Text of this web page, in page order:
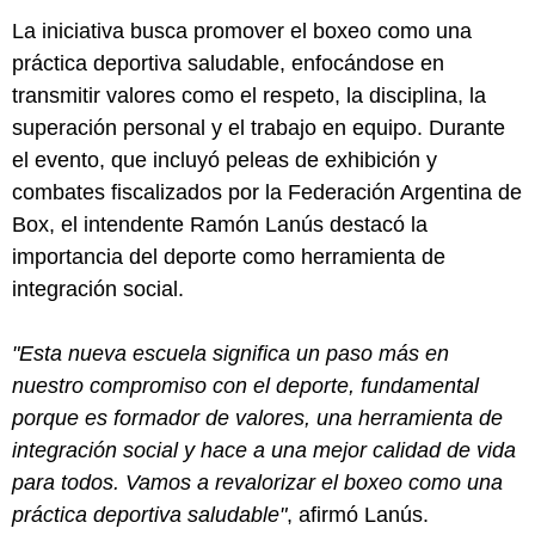
La iniciativa busca promover el boxeo como una
práctica deportiva saludable, enfocándose en
transmitir valores como el respeto, la disciplina, la
superación personal y el trabajo en equipo. Durante
el evento, que incluyó peleas de exhibición y
combates fiscalizados por la Federación Argentina de
Box, el intendente Ramón Lanús destacó la
importancia del deporte como herramienta de
integración social.
"Esta nueva escuela significa un paso más en
nuestro compromiso con el deporte, fundamental
porque es formador de valores, una herramienta de
integración social y hace a una mejor calidad de vida
para todos. Vamos a revalorizar el boxeo como una
práctica deportiva saludable", afirmó Lanús.